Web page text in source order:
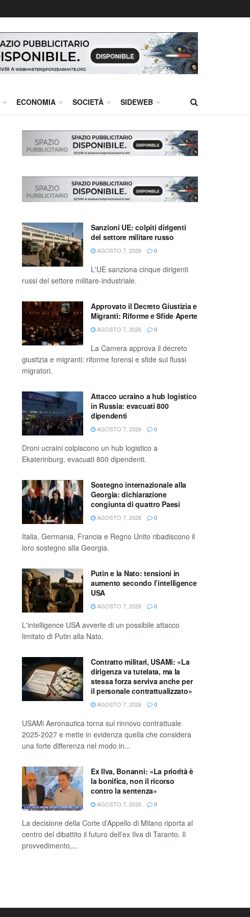
ECONOMIA SOCIETÀ SIDEWEB
Sanzioni UE: colpiti dirigenti
del settore militare russo
AGOSTO 7, 2026 0
L'UE sanziona cinque dirigenti
russi del settore militare-industriale.
Approvato il Decreto Giustizia e
Migranti: Riforme e Sfide Aperte
AGOSTO 7, 2026 0
La Camera approva il decreto
giustizia e migranti: riforme forensi e sfide sui flussi
migratori.
Attacco ucraino a hub logistico
in Russia: evacuati 800
dipendenti
AGOSTO 7, 2026 0
Droni ucraini colpiscono un hub logistico a
Ekaterinburg, evacuati 800 dipendenti.
Sostegno internazionale alla
Georgia: dichiarazione
congiunta di quattro Paesi
AGOSTO 7, 2026 0
Italia, Germania, Francia e Regno Unito ribadiscono il
loro sostegno alla Georgia.
Putin e la Nato: tensioni in
aumento secondo l’intelligence
USA
AGOSTO 7, 2026 0
L'intelligence USA avverte di un possibile attacco
limitato di Putin alla Nato.
Contratto militari, USAMi: «La
dirigenza va tutelata, ma la
stessa forza serviva anche per
il personale contrattualizzato»
AGOSTO 7, 2026 0
USAMi Aeronautica torna sul rinnovo contrattuale
2025-2027 e mette in evidenza quella che considera
una forte differenza nel modo in...
Ex Ilva, Bonanni: «La priorità è
la bonifica, non il ricorso
contro la sentenza»
AGOSTO 7, 2026 0
La decisione della Corte d’Appello di Milano riporta al
centro del dibattito il futuro dell’ex Ilva di Taranto. Il
provvedimento,...